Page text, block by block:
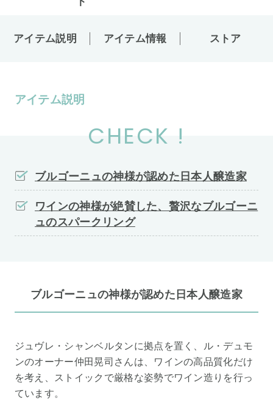
アイテム説明 アイテム情報 ストア
アイテム説明
CHECK !
ブルゴーニュの神様が認めた日本人醸造家
ワインの神様が絶賛した、贅沢なブルゴーニ
ュのスパークリング
ブルゴーニュの神様が認めた日本人醸造家
ジュヴレ・シャンベルタンに拠点を置く、ル・デュモ
ンのオーナー仲田晃司さんは、ワインの高品質化だけ
を考え、ストイックで厳格な姿勢でワイン造りを行っ
ています。